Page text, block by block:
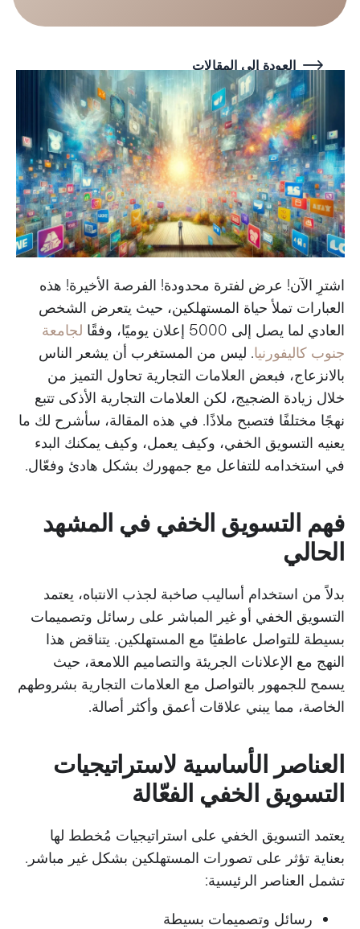
العودة إلى المقالات
اشترِ الآن! عرض لفترة محدودة! الفرصة الأخيرة! هذه
العبارات تملأ حياة المستهلكين، حيث يتعرض الشخص
العادي لما يصل إلى 5000 إعلان يوميًا، وفقًا
لجامعة
جنوب كاليفورنيا. ليس من المستغرب أن يشعر الناس
بالانزعاج، فبعض العلامات التجارية تحاول التميز من
خلال زيادة الضجيج، لكن العلامات التجارية الأذكى تتبع
نهجًا مختلفًا فتصبح ملاذًا. في هذه المقالة، سأشرح لك ما
يعنيه التسويق الخفي، وكيف يعمل، وكيف يمكنك البدء
في استخدامه للتفاعل مع جمهورك بشكل هادئ وفعّال.
فهم التسويق الخفي في المشهد
الحالي
بدلاً من استخدام أساليب صاخبة لجذب الانتباه، يعتمد
التسويق الخفي أو غير المباشر على رسائل وتصميمات
بسيطة للتواصل عاطفيًا مع المستهلكين. يتناقض هذا
النهج مع الإعلانات الجريئة والتصاميم اللامعة، حيث
يسمح للجمهور بالتواصل مع العلامات التجارية بشروطهم
الخاصة، مما يبني علاقات أعمق وأكثر أصالة.
العناصر الأساسية لاستراتيجيات
التسويق الخفي الفعّالة
يعتمد التسويق الخفي على استراتيجيات مُخطط لها
بعناية تؤثر على تصورات المستهلكين بشكل غير مباشر.
تشمل العناصر الرئيسية:
رسائل وتصميمات بسيطة